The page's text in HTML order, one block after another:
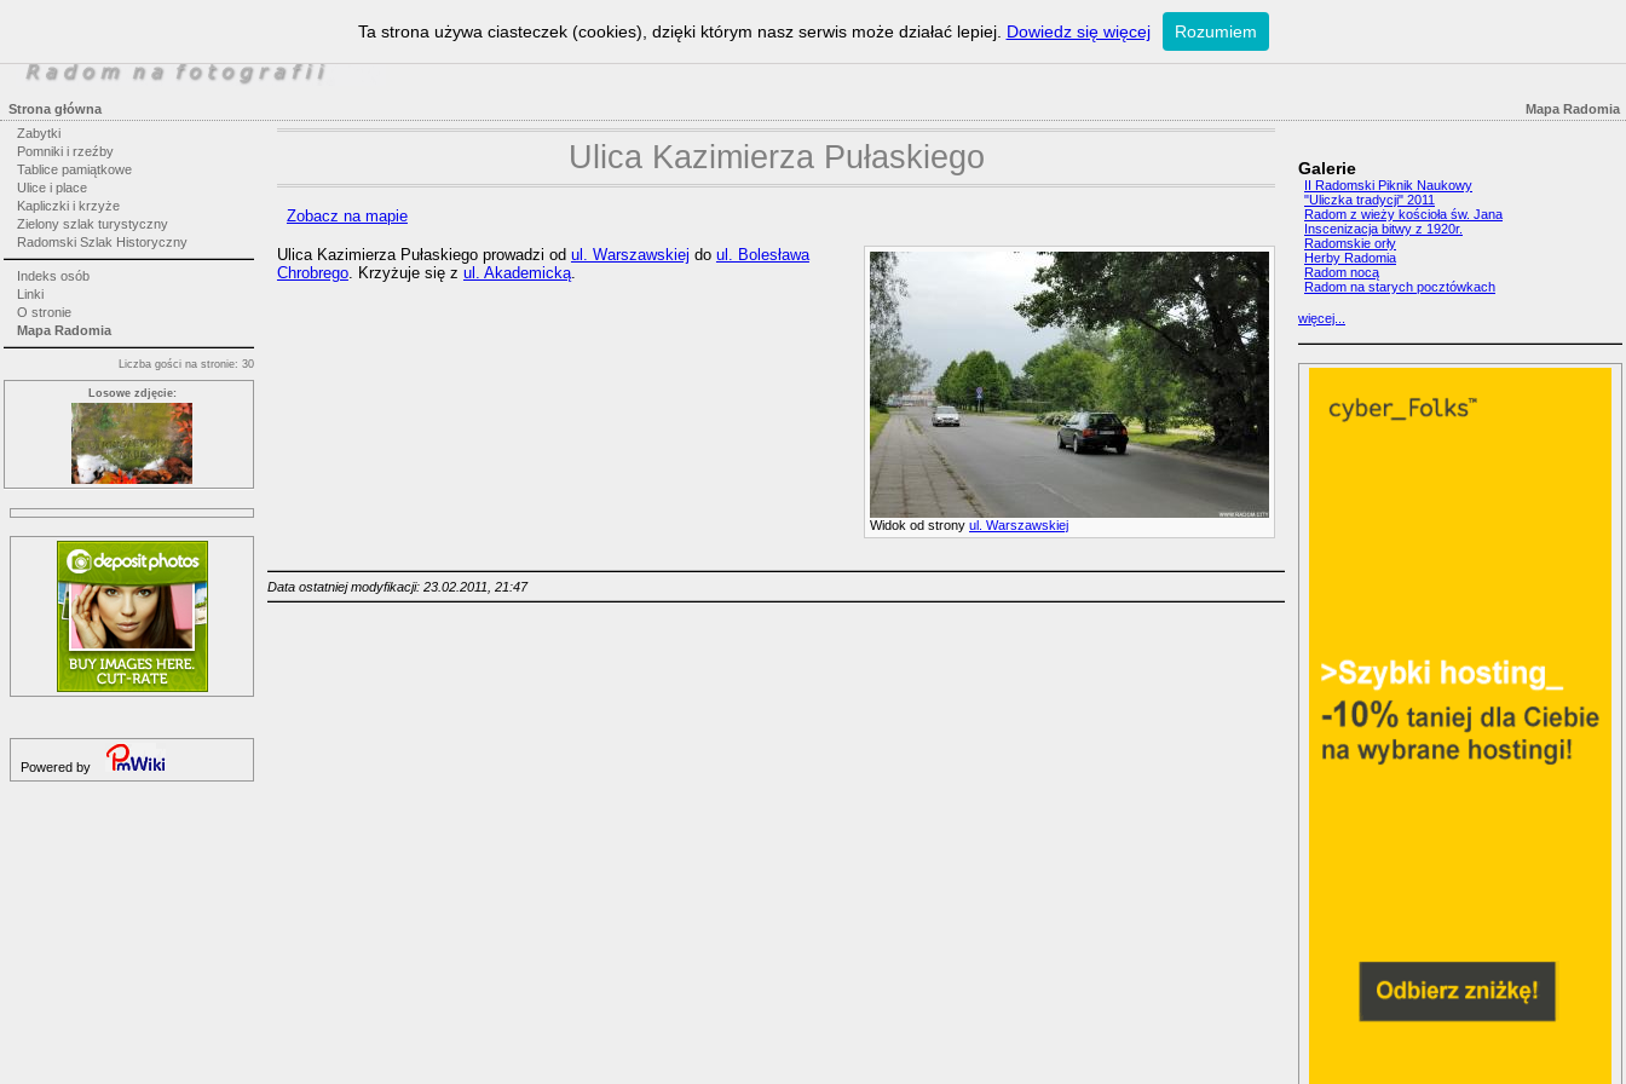
Mapa Radomia
Strona główna
Zabytki
Pomniki i rzeźby
Tablice pamiątkowe
Ulice i place
Kapliczki i krzyże
Zielony szlak turystyczny
Radomski Szlak Historyczny
Indeks osób
Linki
O stronie
Mapa Radomia
Liczba gości na stronie: 30
Losowe zdjęcie:
Powered by
Ulica Kazimierza Pułaskiego
Zobacz na mapie
Widok od stronyul. Warszawskiej
Ulica Kazimierza Pułaskiego prowadzi od ul. Warszawskiej do ul. Bolesława
Chrobrego. Krzyżuje się z ul. Akademicką.
Data ostatniej modyfikacji: 23.02.2011, 21:47
Galerie
II Radomski Piknik Naukowy
"Uliczka tradycji" 2011
Radom z wieży kościoła św. Jana
Inscenizacja bitwy z 1920r.
Radomskie orły
Herby Radomia
Radom nocą
Radom na starych pocztówkach
więcej...
Ta strona używa ciasteczek (cookies), dzięki którym nasz serwis może działać lepiej. Dowiedz się więcej Rozumiem